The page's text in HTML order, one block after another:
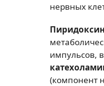
нервных
импульсов,
(компонент